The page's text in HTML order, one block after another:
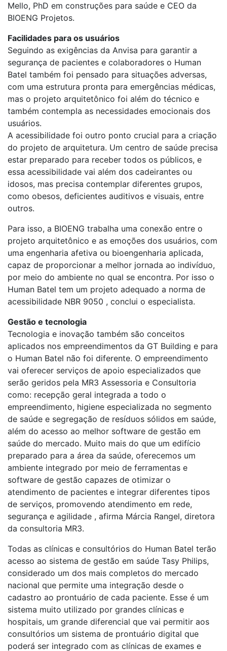
Mello, PhD em construções para saúde e CEO da
BIOENG Projetos.
Facilidades para os usuários
Seguindo as exigências da Anvisa para garantir a
segurança de pacientes e colaboradores o Human
Batel também foi pensado para situações adversas,
com uma estrutura pronta para emergências médicas,
mas o projeto arquitetônico foi além do técnico e
também contempla as necessidades emocionais dos
usuários.
A acessibilidade foi outro ponto crucial para a criação
do projeto de arquitetura. Um centro de saúde precisa
estar preparado para receber todos os públicos, e
essa acessibilidade vai além dos cadeirantes ou
idosos, mas precisa contemplar diferentes grupos,
como obesos, deficientes auditivos e visuais, entre
outros.
Para isso, a BIOENG trabalha uma conexão entre o
projeto arquitetônico e as emoções dos usuários, com
uma engenharia afetiva ou bioengenharia aplicada,
capaz de proporcionar a melhor jornada ao indivíduo,
por meio do ambiente no qual se encontra. Por isso o
Human Batel tem um projeto adequado a norma de
acessibilidade NBR 9050 , conclui o especialista.
Gestão e tecnologia
Tecnologia e inovação também são conceitos
aplicados nos empreendimentos da GT Building e para
o Human Batel não foi diferente. O empreendimento
vai oferecer serviços de apoio especializados que
serão geridos pela MR3 Assessoria e Consultoria
como: recepção geral integrada a todo o
empreendimento, higiene especializada no segmento
de saúde e segregação de resíduos sólidos em saúde,
além do acesso ao melhor software de gestão em
saúde do mercado. Muito mais do que um edifício
preparado para a área da saúde, oferecemos um
ambiente integrado por meio de ferramentas e
software de gestão capazes de otimizar o
atendimento de pacientes e integrar diferentes tipos
de serviços, promovendo atendimento em rede,
segurança e agilidade , afirma Márcia Rangel, diretora
da consultoria MR3.
Todas as clínicas e consultórios do Human Batel terão
acesso ao sistema de gestão em saúde Tasy Philips,
considerado um dos mais completos do mercado
nacional que permite uma integração desde o
cadastro ao prontuário de cada paciente. Esse é um
sistema muito utilizado por grandes clínicas e
hospitais, um grande diferencial que vai permitir aos
consultórios um sistema de prontuário digital que
poderá ser integrado com as clínicas de exames e